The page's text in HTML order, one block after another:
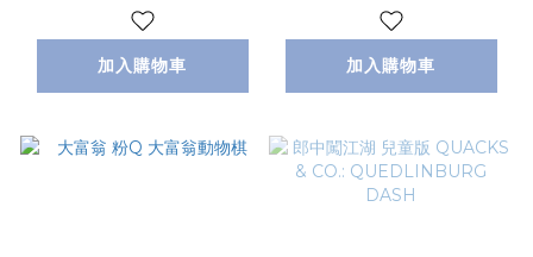
加入購物車 加入購物車